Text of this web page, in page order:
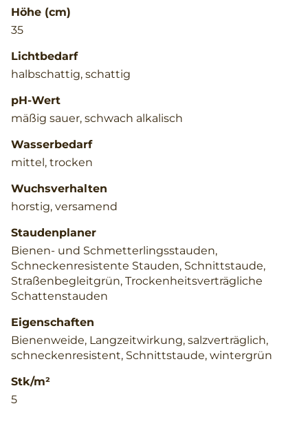
Höhe (cm)
35
Lichtbedarf
halbschattig, schattig
pH-Wert
mäßig sauer, schwach alkalisch
Wasserbedarf
mittel, trocken
Wuchsverhalten
horstig, versamend
Staudenplaner
Bienen- und Schmetterlingsstauden,
Schneckenresistente Stauden, Schnittstaude,
Straßenbegleitgrün, Trockenheitsverträgliche
Schattenstauden
Eigenschaften
Bienenweide, Langzeitwirkung, salzverträglich,
schneckenresistent, Schnittstaude, wintergrün
Stk/m²
5